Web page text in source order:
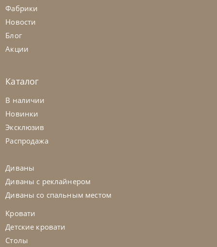
Rimar
Кровать Compact
Фабрики
Новости
Блог
Акции
Каталог
В наличии
Новинки
Эксклюзив
Распродажа
Диваны
Диваны с реклайнером
Диваны со спальным местом
Кровати
Детские кровати
Столы